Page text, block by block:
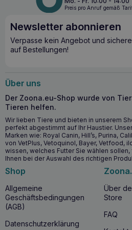
und Energiestoffwechsel des
optimalen Muskeltonus.Dies ist
die
Gesunderhaltung des
Überempfindlichkeit der
Muskelkrämpfe zu verhindern,
Wichtigste Vorteile für
Hohe Bioverfügbarkeit von
Sorgt für eine gute
Knochendichte
Unterstützt die Blutgerinnung
Unterstützt die Funktion der
Nervensystems
Wann sollten Sie mit der
GAMEDOG Barfer
Preis pro Anruf gemäß
Newsletter abonnieren
Verpasse kein Angebot und
auf Bestellungen!
Über uns
Der Zoona.eu-Shop wurde von
Tieren helfen.
Wir lieben Tiere und bieten in unserem
perfekt abgestimmt auf Ihr Haustier.
Marken wie: Royal Canin, Hill’s, Purina,
von VetPlus, Vetoquinol, Bayer, Vetfood,
wissen, welches Futter Sie wählen
Ihnen bei der Auswahl des richtigen
Shop
Allgemeine
Geschäftsbedingungen
(AGB)
Datenschutzerklärung
Über
Store
FAQ